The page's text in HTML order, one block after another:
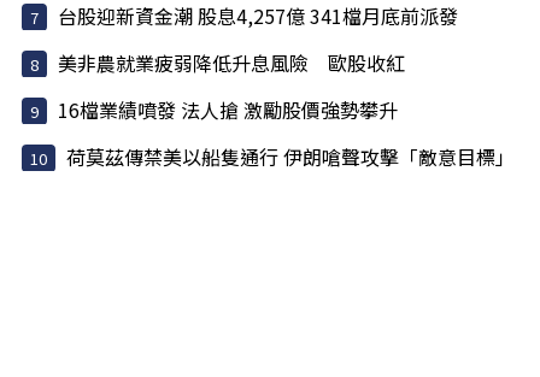
台股迎新資金潮 股息4,257億 341檔月底前派發
美非農就業疲弱降低升息風險 歐股收紅
16檔業績噴發 法人搶 激勵股價強勢攀升
荷莫茲傳禁美以船隻通行 伊朗嗆聲攻擊「敵意目標」